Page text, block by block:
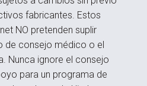
fabricantes. Estos
NO pretenden suplir
de consejo médico o el
Nunca ignore el consejo
para un programa de